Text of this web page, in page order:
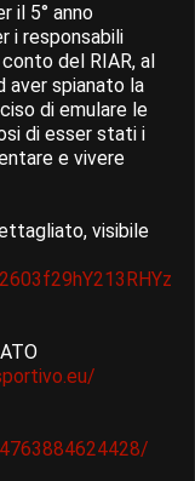
il 5° anno
i responsabili
del RIAR, al
aver spianato la
di emulare le
di esser stati i
e vivere
visibile